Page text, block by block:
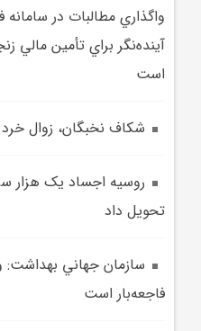
واگذاري مطالبات در
آينده‌نگر براي تأمين مالي
است
شکاف نخبگان، زوال
روسيه اجساد يک هزار
تحويل داد
سازمان جهاني
فاجعه‌بار است